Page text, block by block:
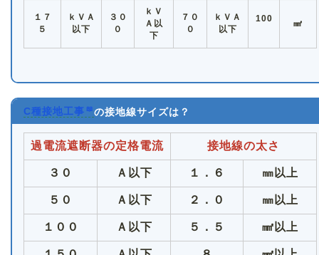
１７
５
ｋＶＡ
以下
３０
０
ｋＶ
Ａ以
下
７０
０
ｋＶＡ
以下
100 ㎟
C種接地工事 の接地線サイズは？
過電流遮断器の定格電流 接地線の太さ
３０ Ａ以下 １．６ ㎜以上
５０ Ａ以下 ２．０ ㎜以上
１００ Ａ以下 ５．５ ㎟以上